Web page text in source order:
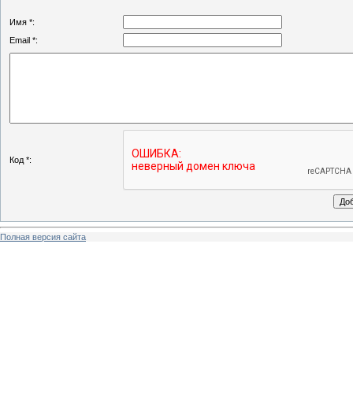
Имя *:
Email *:
Код *:
Полная версия сайта